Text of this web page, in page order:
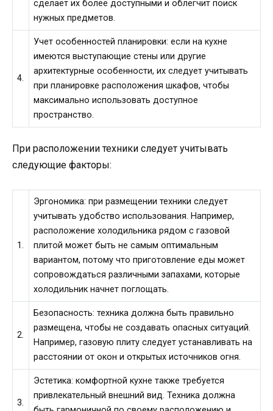
сделает их более доступными и облегчит поиск
нужных предметов.
4.
Учет особенностей планировки: если на кухне
имеются выступающие стены или другие
архитектурные особенности, их следует учитывать
при планировке расположения шкафов, чтобы
максимально использовать доступное
пространство.
При расположении техники следует учитывать
следующие факторы:
1.
Эргономика: при размещении техники следует
учитывать удобство использования. Например,
расположение холодильника рядом с газовой
плитой может быть не самым оптимальным
вариантом, потому что приготовление еды может
сопровождаться различными запахами, которые
холодильник начнет поглощать.
2.
Безопасность: техника должна быть правильно
размещена, чтобы не создавать опасных ситуаций.
Например, газовую плиту следует устанавливать на
расстоянии от окон и открытых источников огня.
3.
Эстетика: комфортной кухне также требуется
привлекательный внешний вид. Техника должна